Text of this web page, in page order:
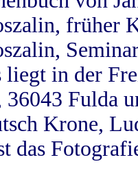
früher
liegt in der
36043 Fulda
Krone,
das